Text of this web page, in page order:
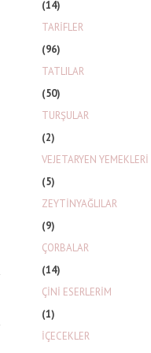
(14)
TARİFLER
(96)
TATLILAR
(50)
TURŞULAR
(2)
VEJETARYEN YEMEKLERİ
(5)
ZEYTİNYAĞLILAR
(9)
ÇORBALAR
(14)
ÇİNİ ESERLERİM
(1)
İÇECEKLER